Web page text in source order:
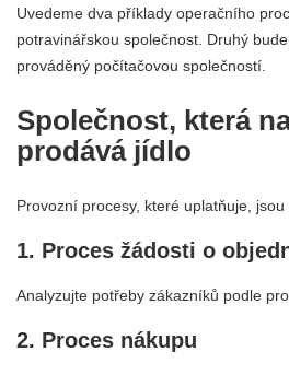
Uvedeme dva příklady operačního
potravinářskou společnost. Druhý
prováděný počítačovou společností.
Společnost, která
prodává jídlo
Provozní procesy, které uplatňuje,
1. Proces žádosti o
Analyzujte potřeby zákazníků podle
2. Proces nákupu